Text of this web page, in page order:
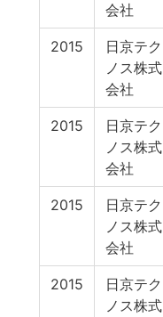
会社
2015
日京テク
ノス株式
会社
2015
日京テク
ノス株式
会社
2015
日京テク
ノス株式
会社
2015
日京テク
ノス株式